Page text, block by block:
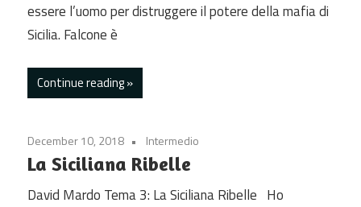
essere l’uomo per distruggere il potere della mafia di
Sicilia. Falcone è
Continue reading
December 10, 2018 Intermedio
La Siciliana Ribelle
David Mardo Tema 3: La Siciliana Ribelle Ho